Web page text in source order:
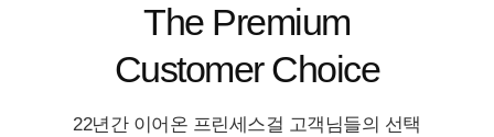
The Premium
Customer Choice
22년간 이어온 프린세스걸 고객님들의 선택